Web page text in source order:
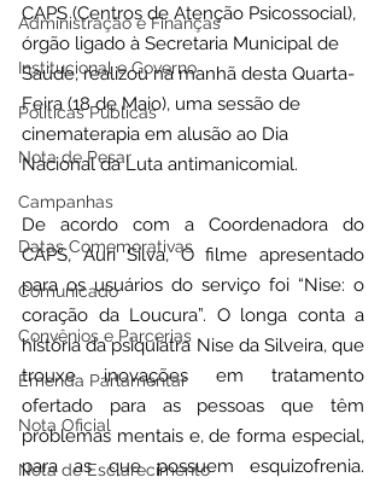
Administração e Finanças
Institucional e Governo
Políticas Públicas
Nota de Pesar
Campanhas
Datas Comemorativas
Comunicado
Convênios e Parcerias
Emenda Parlamentar
Nota Oficial
Nota de Esclarecimento
CAPS (Centros de Atenção Psicossocial),
órgão ligado à Secretaria Municipal de
Saúde, realizou na manhã desta Quarta-
Feira (18 de Maio), uma sessão de
cinematerapia em alusão ao Dia
Nacional da Luta antimanicomial.
De acordo com a Coordenadora do
CAPS, Auri Silva, O filme apresentado
para os usuários do serviço foi “Nise: o
coração da Loucura”. O longa conta a
história da psiquiatra Nise da Silveira, que
trouxe inovações em tratamento
ofertado para as pessoas que têm
problemas mentais e, de forma especial,
para as que possuem esquizofrenia.